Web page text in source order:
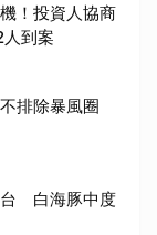
！投資人協商
到案
排除暴風圈
台 白海豚中度